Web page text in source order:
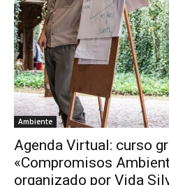
Ambiente
Agenda Virtual: curso
«Compromisos
organizado por Vida